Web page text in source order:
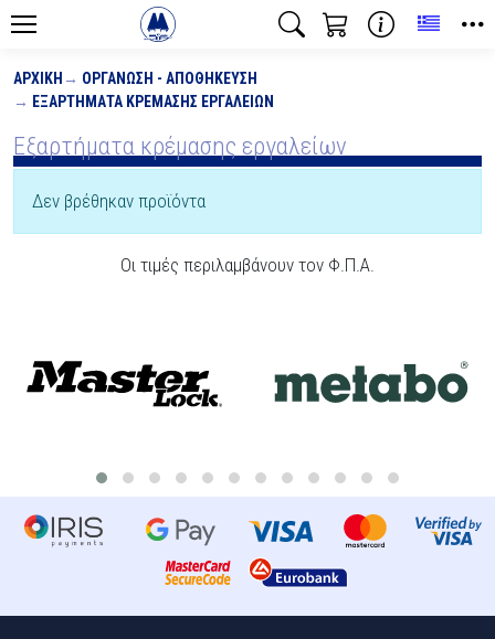
ΑΡΧΙΚΉ
ΟΡΓΆΝΩΣΗ - ΑΠΟΘΉΚΕΥΣΗ
ΕΞΑΡΤΉΜΑΤΑ ΚΡΈΜΑΣΗΣ ΕΡΓΑΛΕΊΩΝ
Εξαρτήματα κρέμασης εργαλείων
Δεν βρέθηκαν προϊόντα
Οι τιμές περιλαμβάνουν τον Φ.Π.Α.